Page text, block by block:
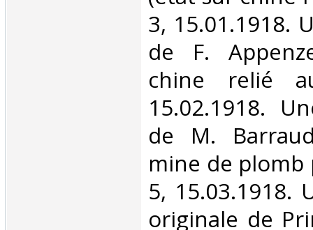
3, 15.01.1918.
de F.
chine relié
15.02.1918.
de M.
mine de
5, 15.03.1918.
originale de